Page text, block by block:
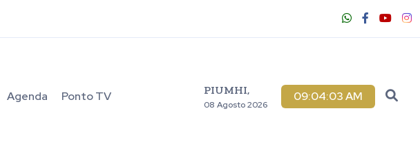
Agenda Ponto TV PIUMHI,
08 Agosto 2026
09:04:04 AM